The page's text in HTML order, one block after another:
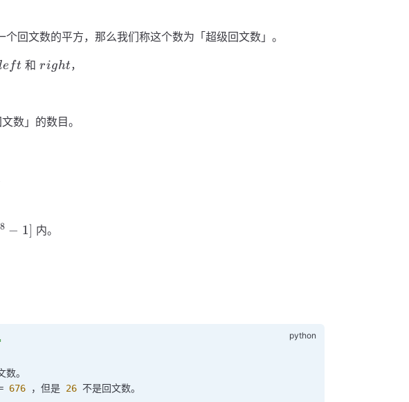
回文数的平方，那么我们称这个数为「超级回文数」。
e ft 和right
right，
数」的数目。
− 1] 内。
数。
676 ，但是 26 不是回文数。